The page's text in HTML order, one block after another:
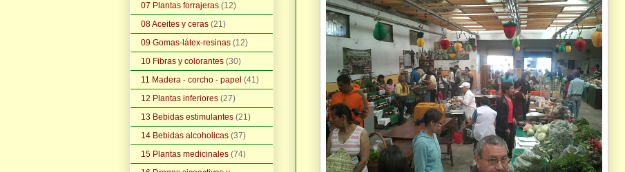
07 Plantas forrajeras (12)
08 Aceites y ceras (21)
09 Gomas-látex-resinas (12)
10 Fibras y colorantes (30)
11 Madera - corcho - papel (41)
12 Plantas inferiores (27)
13 Bebidas estimulantes (21)
14 Bebidas alcoholicas (37)
15 Plantas medicinales (74)